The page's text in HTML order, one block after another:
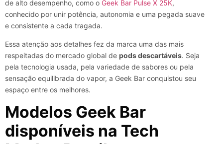
de alto desempenho, como o Geek Bar Pulse X 25K,
conhecido por unir potência, autonomia e uma pegada suave
e consistente a cada tragada.
Essa atenção aos detalhes fez da marca uma das mais
respeitadas do mercado global de pods descartáveis. Seja
pela tecnologia usada, pela variedade de sabores ou pela
sensação equilibrada do vapor, a Geek Bar conquistou seu
espaço entre os melhores.
Modelos Geek Bar
disponíveis na Tech